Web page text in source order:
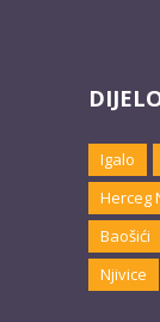
Igalo
Herceg
Baošići
Njivice